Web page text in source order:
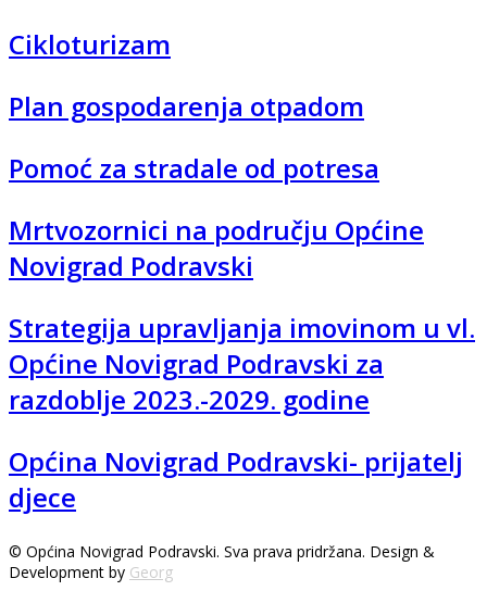
Cikloturizam
Plan gospodarenja otpadom
Pomoć za stradale od potresa
Mrtvozornici na području Općine
Novigrad Podravski
Strategija upravljanja imovinom u vl.
Općine Novigrad Podravski za
razdoblje 2023.-2029. godine
Općina Novigrad Podravski- prijatelj
djece
© Općina Novigrad Podravski. Sva prava pridržana. Design &
Development by Georg